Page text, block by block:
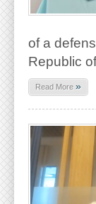
of a
Republic
Read More »